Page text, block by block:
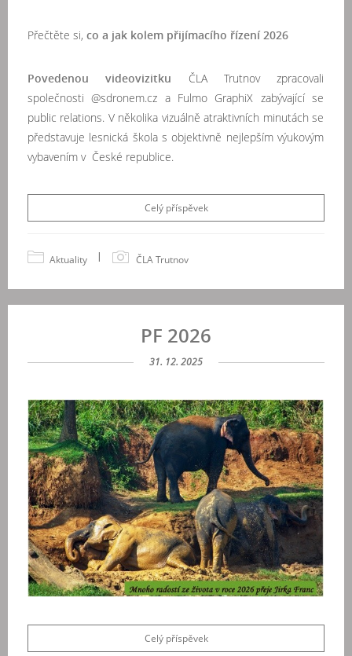
Přečtěte si, co a jak kolem přijímacího řízení 2026
Povedenou videovizitku ČLA Trutnov zpracovali
společnosti @sdronem.cz a Fulmo GraphiX zabývající se
public relations. V několika vizuálně atraktivních minutách se
představuje lesnická škola s objektivně nejlepším výukovým
vybavením v České republice.
Celý příspěvek
Aktuality | ČLA Trutnov
PF 2026
31. 12. 2025
Celý příspěvek